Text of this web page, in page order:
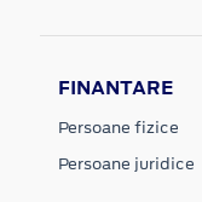
FINANTARE
Persoane fizice
Persoane juridice